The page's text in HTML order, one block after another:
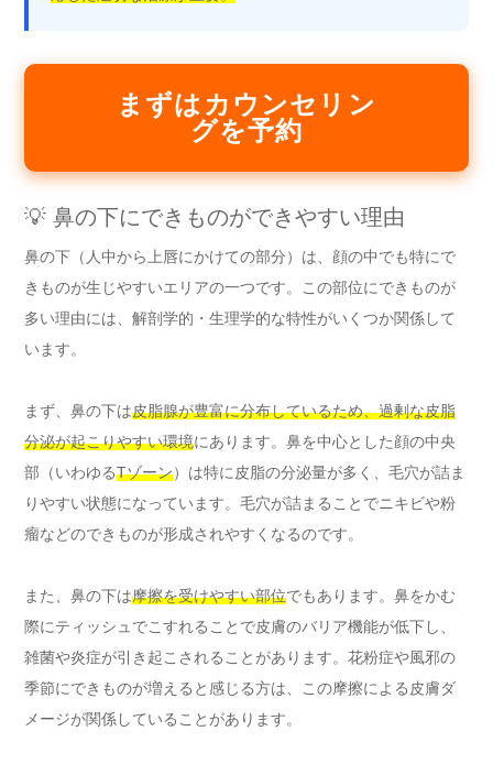
まずはカウンセリン
グを予約
💡 鼻の下にできものができやすい理由
鼻の下（人中から上唇にかけての部分）は、顔の中でも特にで
きものが生じやすいエリアの一つです。この部位にできものが
多い理由には、解剖学的・生理学的な特性がいくつか関係して
います。
まず、鼻の下は皮脂腺が豊富に分布しているため、過剰な皮脂
分泌が起こりやすい環境にあります。鼻を中心とした顔の中央
部（いわゆるTゾーン）は特に皮脂の分泌量が多く、毛穴が詰ま
りやすい状態になっています。毛穴が詰まることでニキビや粉
瘤などのできものが形成されやすくなるのです。
また、鼻の下は摩擦を受けやすい部位でもあります。鼻をかむ
際にティッシュでこすれることで皮膚のバリア機能が低下し、
雑菌や炎症が引き起こされることがあります。花粉症や風邪の
季節にできものが増えると感じる方は、この摩擦による皮膚ダ
メージが関係していることがあります。